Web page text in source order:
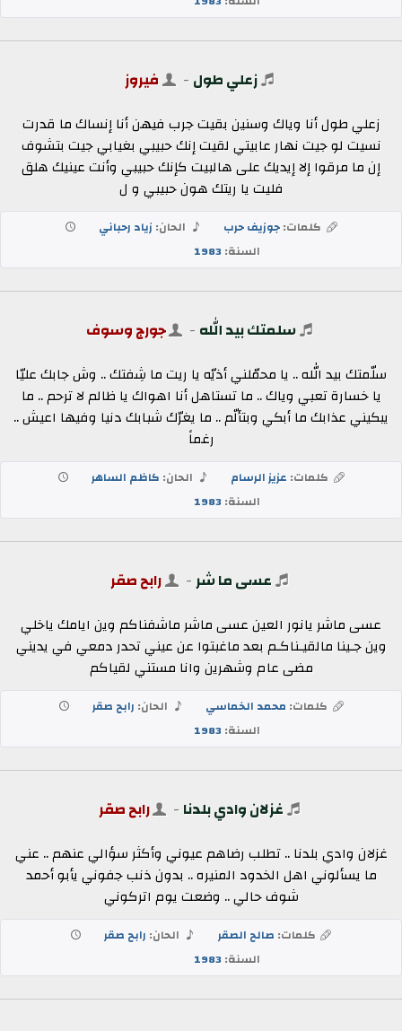
زعلي طول - فيروز
زعلي طول أنا وياك وسنين بقيت جرب فيهن أنا إنساك ما قدرت
نسيت لو جيت نهار عابيتي لقيت إنك حبيبي بغيابي جيت بتشوف
إن ما مرقوا إلا إيديك على هالبيت كإنك حبيبي وأنت عينيك هلق
فليت يا ريتك هون حبيبي و ل
كلمات:جوزيف حرب الحان: زياد رحباني
السنة:1983
سلمتك بيد الله - جورج وسوف
سلّمتك بيد الله .. يا محمّلني أذيّه يا ريت ما شِفتك .. وش جابك عليّا
يا خسارة تعبي وياك .. ما تستاهل أنا اهواك يا ظالم لا ترحم .. ما
يبكيني عذابك ما أبكي وبتألّم .. ما يغرّك شبابك دنيا وفيها اعيش ..
رغماً
كلمات: عزيز الرسام الحان: كاظم الساهر
السنة:1983
عسى ما شر- رابح صقر
عسى ماشر يانور العين عسى ماشر ماشفناكم وين ايامك ياخلي
وين جـينا مالقيـناكـم بعد ماغبتوا عن عيني تحدر دمعي في يديني
مضى عام وشهرين وانا مستني لقياكم
كلمات: محمد الخماسي الحان: رابح صقر
السنة:1983
غزلان وادي بلدنا - رابح صقر
غزلان وادي بلدنا .. تطلب رضاهم عيوني وأكثر سؤالي عنهم .. عني
ما يسألوني اهل الخدود المنيره .. بدون ذنب جفوني يأبو أحمد
شوف حالي .. وضعت يوم اتركوني
كلمات: صالح الصقر الحان: رابح صقر
السنة:1983